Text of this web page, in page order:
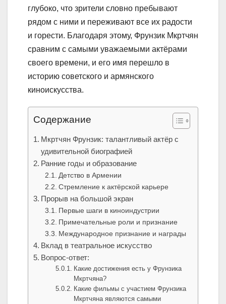
глубоко, что зрители словно пребывают
рядом с ними и переживают все их радости
и горести. Благодаря этому, Фрунзик Мкртчян
сравним с самыми уважаемыми актёрами
своего времени, и его имя перешло в
историю советского и армянского
киноискусства.
Содержание
Мкртчян Фрунзик: талантливый актёр с
удивительной биографией
Ранние годы и образование
Детство в Армении
Стремление к актёрской карьере
Прорыв на большой экран
Первые шаги в киноиндустрии
Примечательные роли и признание
Международное признание и награды
Вклад в театральное искусство
Вопрос-ответ:
Какие достижения есть у Фрунзика
Мкртчяна?
Какие фильмы с участием Фрунзика
Мкртчяна являются самыми